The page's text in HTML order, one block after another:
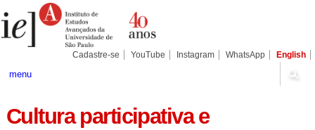
para
conteúdo.
Pessoais
Cadastre-se YouTube Instagram WhatsApp English
menu
Cultura participativa e